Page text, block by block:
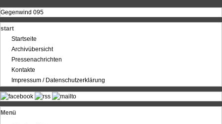
Gegenwind 095
start
Startseite
Archivübersicht
Pressenachrichten
Kontakte
Impressum / Datenschutzerklärung
Menü